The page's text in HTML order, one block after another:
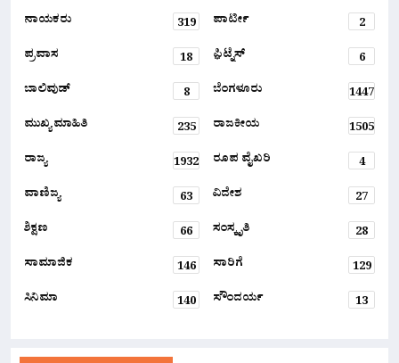
ನಾಯಕರು
319 ಪಾರ್ಟೀ
2
ಪ್ರವಾಸ
18 ಫ಼ಿಟ್ನೆಸ್
6
ಬಾಲಿವುಡ್
8 ಬೆಂಗಳೂರು
1447
ಮುಖ್ಯ ಮಾಹಿತಿ
235 ರಾಜಕೀಯ
1505
ರಾಜ್ಯ
1932 ರೂಪ ವೈಖರಿ
4
ವಾಣಿಜ್ಯ
63 ವಿದೇಶ
27
ಶಿಕ್ಷಣ
66 ಸಂಸ್ಕೃತಿ
28
ಸಾಮಾಜಿಕ
146 ಸಾರಿಗೆ
129
ಸಿನಿಮಾ
140 ಸೌಂದರ್ಯ 13